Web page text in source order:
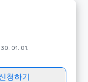
01. 01.
청하기